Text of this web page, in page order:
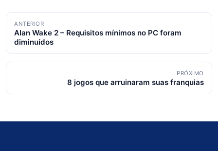
Navegação
de
posts
ANTERIOR
Alan Wake 2 – Requisitos mínimos no PC foram
diminuídos
PRÓXIMO
8 jogos que arruinaram suas franquias